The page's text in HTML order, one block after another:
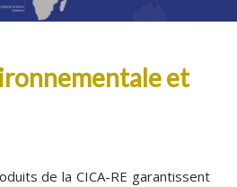
et
de la CICA-RE garantissent